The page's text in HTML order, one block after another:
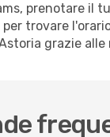
prenotare il
per trovare
grazie